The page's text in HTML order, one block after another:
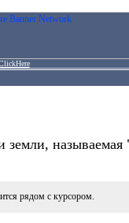
рядом с курсором.